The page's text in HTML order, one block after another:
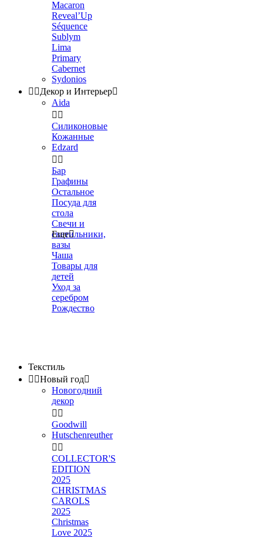
Macaron
Reveal’Up
Séquence
Sublym
Lima
Primary
Cabernet
Sydonios
 Декор и Интерьер
Aida
 
Силиконовые
Кожанные
Edzard
 
Бар
Графины
Остальное
Посуда для
стола
Свечи и
светильники,
вазы
Чаша
Товары для
детей
Уход за
серебром
Рождество
Еще
Текстиль
 Новый год
Новогодний
декор
 
Goodwill
Hutschenreuther
 
COLLECTOR'S
EDITION
2025
CHRISTMAS
CAROLS
2025
Christmas
Love 2025